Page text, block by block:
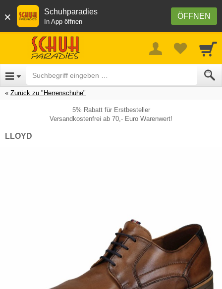
× ÖFFNEN
Schuhparadies
In App öffnen
Zurück zu "Herrenschuhe"
5% Rabatt für Erstbesteller
Versandkostenfrei ab 70,- Euro Warenwert!
LLOYD